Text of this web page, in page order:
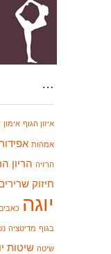
…
איזון הגוף אימון
אמהות
הרזיה הריון
חיזוק
יוגה כאבים
בגוף מדיטציה
שיטה שיטות